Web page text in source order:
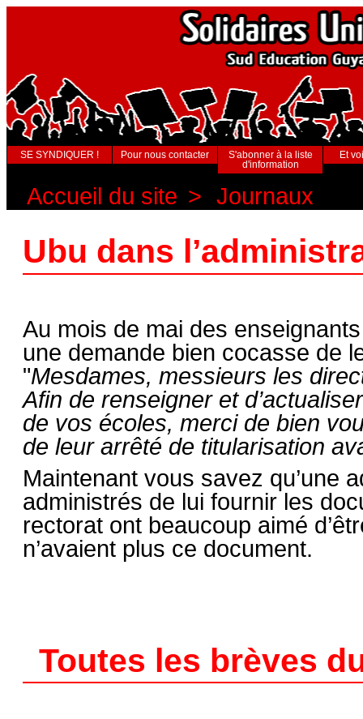
SE SYNDIQUER ! Pour nous contacter
S'abonner à la liste
d'information
Et
Accueil du site > Journaux
Ubu dans
Au mois de mai des
une demande bien cocasse de
"Mesdames, messieurs les
Afin de renseigner et
de vos écoles, merci de bien
de leur arrêté de titularisation
Maintenant vous savez qu’une
administrés de lui fournir les
rectorat ont beaucoup aimé
n’avaient plus ce document.
Toutes les brèves